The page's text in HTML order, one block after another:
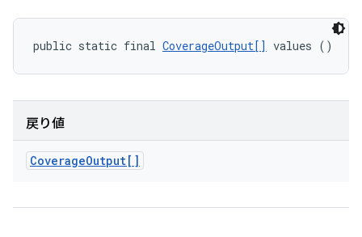
public static final CoverageOutput[] values ()
戻り値
CoverageOutput[]